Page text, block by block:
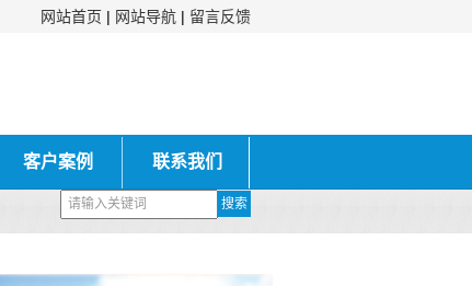
网站首页 | 网站导航 | 留言反馈
客户案例 联系我们